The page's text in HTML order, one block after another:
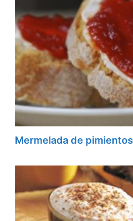
Mermelada de pimientos